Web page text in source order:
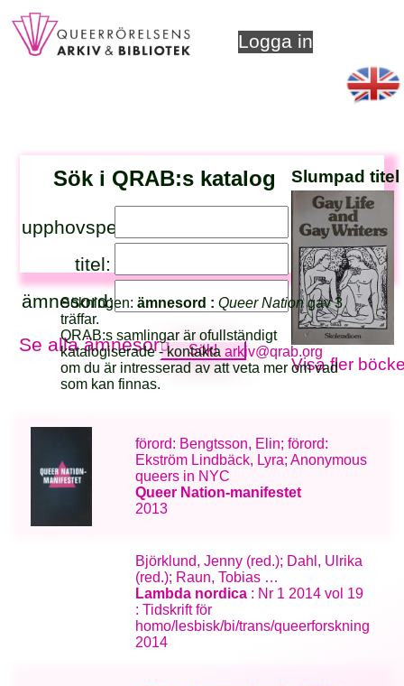
Logga in
Sök i QRAB:s katalog
upphovsperson:
titel:
ämnesord:
Se alla ämnesord
Slumpad titel
Visa fler
Sökningen:ämnesord :Queer Nationgav 3
träffar.
QRAB:s samlingar är ofullständigt
katalogiserade - kontaktaarkiv@qrab.org
om du är intresserad av att veta mer om vad
som kan finnas.
förord: Bengtsson, Elin; förord:
Ekström Lindbäck, Lyra; Anonymous
queers in NYC
Queer Nation-manifestet
2013
Björklund, Jenny (red.); Dahl, Ulrika
(red.); Raun, Tobias …
Lambda nordica : Nr 1 2014 vol 19
: Tidskrift för
homo/lesbisk/bi/trans/queerforskning
2014